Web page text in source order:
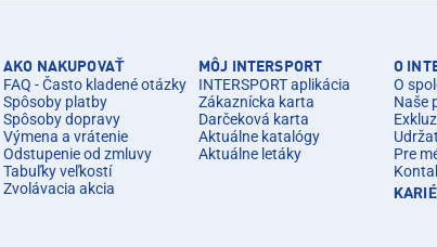
AKO NAKUPOVAŤ
FAQ - Často kladené otázky
Spôsoby platby
Spôsoby dopravy
Výmena a vrátenie
Odstupenie od zmluvy
Tabuľky veľkostí
Zvolávacia akcia
MÔJ INTERSPORT
INTERSPORT aplikácia
Zákaznícka karta
Darčeková karta
Aktuálne katalógy
Aktuálne letáky
O
O
Naše
Pre